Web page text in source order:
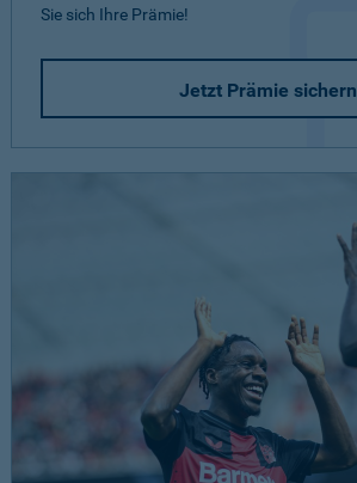
Sie sich Ihre Prämie!
Jetzt Prämie sichern